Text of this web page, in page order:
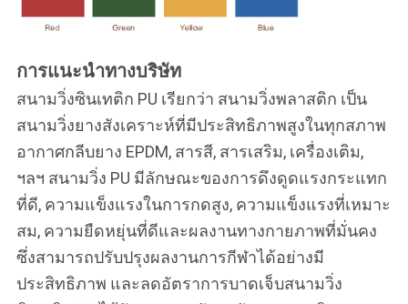
การแนะนําทางบริษัท
สนามวิ่งซินเทติก PU เรียกว่า สนามวิ่งพลาสติก เป็น
สนามวิ่งยางสังเคราะห์ที่มีประสิทธิภาพสูงในทุกสภาพ
อากาศกลีบยาง EPDM, สารสี, สารเสริม, เครื่องเติม,
ฯลฯ สนามวิ่ง PU มีลักษณะของการดึงดูดแรงกระแทก
ที่ดี, ความแข็งแรงในการกดสูง, ความแข็งแรงที่เหมาะ
สม, ความยืดหยุ่นที่ดีและผลงานทางกายภาพที่มั่นคง
ซึ่งสามารถปรับปรุงผลงานการกีฬาได้อย่างมี
ประสิทธิภาพ และลดอัตราการบาดเจ็บสนามวิ่ง